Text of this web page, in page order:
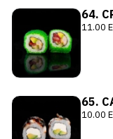
64.
11.00
65.
10.00